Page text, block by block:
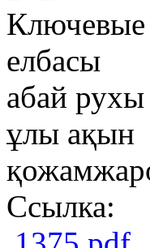
Ключевые
елбасы
абай рухы
ұлы ақын
Ссылка: